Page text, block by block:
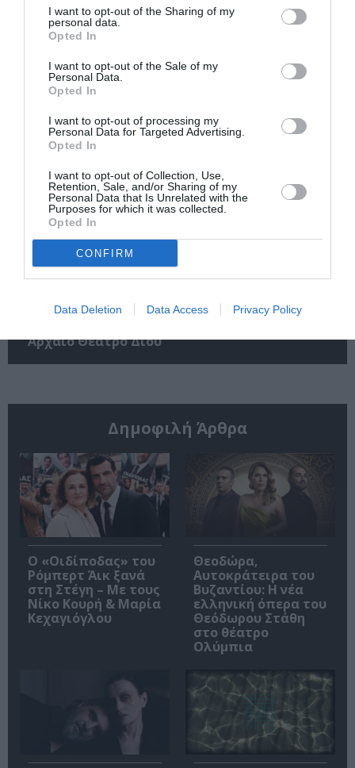
I want to opt-out of the Sharing of my
personal data.
Opted In
I want to opt-out of the Sale of my
Personal Data.
Opted In
I want to opt-out of processing my
Personal Data for Targeted Advertising.
Opted In
I want to opt-out of Collection, Use,
Retention, Sale, and/or Sharing of my
Personal Data that Is Unrelated with the
Purposes for which it was collected.
Opted In
CONFIRM
Data Deletion Data Access Privacy Policy
Σταύρος Ξαρχάκος:
Θέατρο Λυκαβηττού
υποδέχεται έναν
δυναμικό
Νατάσσα
Αρχαίο Θέατρο Δίου
Μονή Λαζαριστών!
Δημοφιλή Άρθρα
O «Οιδίποδας» του
Ρόμπερτ Άικ ξανά
στη Στέγη – Με τους
Νίκο Κουρή & Μαρία
Κεχαγιόγλου
Θεοδώρα,
Αυτοκράτειρα του
Βυζαντίου: Η νέα
ελληνική όπερα του
Θεόδωρου Στάθη
στο θέατρο
Ολύμπια